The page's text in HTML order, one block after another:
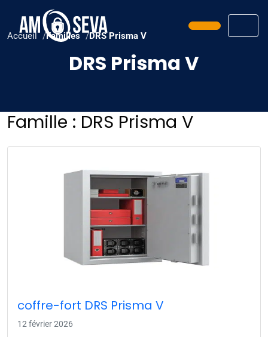
Prendre
Accueil Familles DRS Prisma V
DRS Prisma V
Famille : DRS Prisma V
coffre-fort DRS Prisma V
12 février 2026